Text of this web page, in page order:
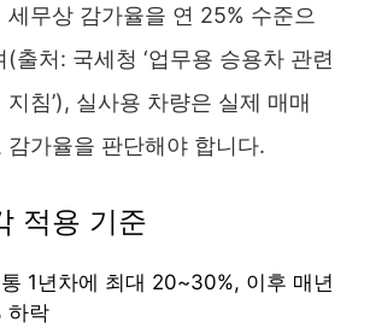
세무상 감가율을 연 25% 수준으
(출처: 국세청 ‘업무용 승용차 관련
침’), 실사용 차량은 실제 매매
감가율을 판단해야 합니다.
적용 기준
통 1년차에 최대 20~30%, 이후 매년
하락